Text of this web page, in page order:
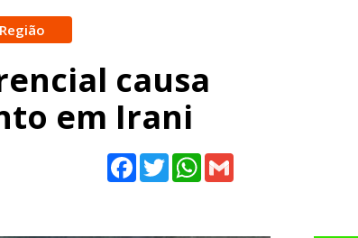
Região
causa
em Irani
Facebook
TwitterWhatsApp
Gmail